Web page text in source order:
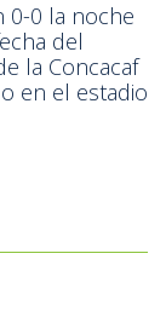
0-0 la noche
del
la Concacaf
en el estadio